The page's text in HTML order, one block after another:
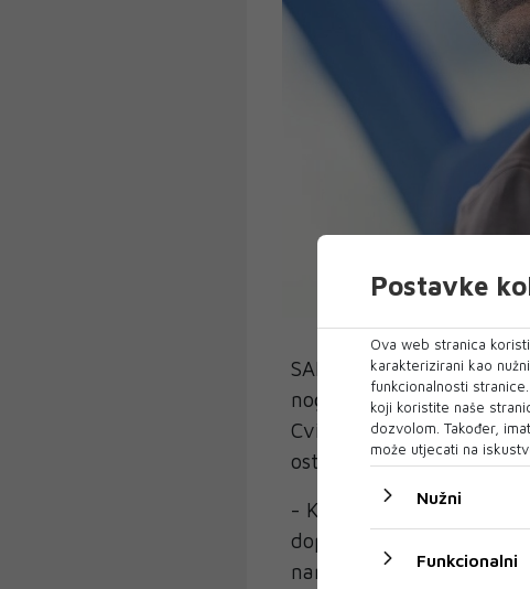
SARAJEVO - Mario
nogometnog kluba
Cvitanović je ekipu FK
ostvarivši 18 pobjeda,
- Klub se zahvaljuje
doprinosu koji je dao
narednim aktivnostima
Postavke
Ova web stranica
karakterizirani kao
funkcionalnosti
koji koristite naše
dozvolom. Također,
može utjecati na
Nužni
Funkcionalni